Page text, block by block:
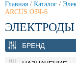
Главная / Каталог /
ARCUS ОЗЧ-6
ЭЛЕКТРОДЫ
БРЕНД